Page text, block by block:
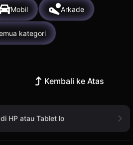
Mobil Arkade
kategori
Kembali ke Atas
HP atau Tablet lo